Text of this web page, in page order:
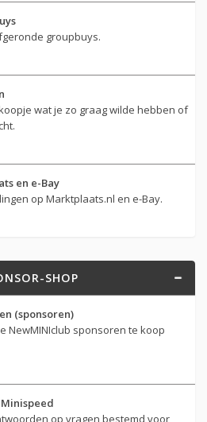
groupbuys.
wat je zo graag wilde hebben of
en e-Bay
op Marktplaats.nl en e-Bay.
SHOP
(sponsoren)
NewMINIclub sponsoren te koop
op vragen bestemd voor